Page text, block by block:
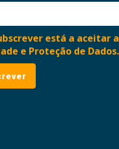
está a aceitar
e Proteção de Dados.